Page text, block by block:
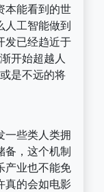
本能看到的世
人工智能做到
发已经趋近于
开始超越人
是不远的将
一些类人类拥
备，这个机制
产业也不能免
真的会如电影